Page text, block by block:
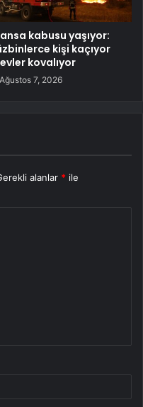
kabusu yaşıyor:
kişi kaçıyor
kovalıyor
Ağustos 7, 2026
alanlar * ile